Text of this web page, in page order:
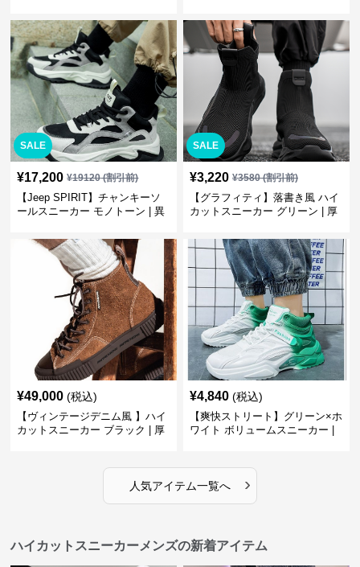
SALE
¥17,200 ¥19120(割引前)
【Jeep SPIRIT】チャンキーソ
ールスニーカー モノトーン | 異
SALE
¥3,220 ¥3580(割引前)
【グラフィティ】落書き風 ハイ
カットスニーカー グリーン | 厚
¥49,000 (税込)
【ヴィンテージデニム風 】ハイ
カットスニーカー ブラック | 厚
¥4,840 (税込)
【爽快ストリート】グリーン×ホ
ワイト ボリュームスニーカー |
人気アイテム一覧へ ›
ハイカットスニーカーメンズの新着アイテム